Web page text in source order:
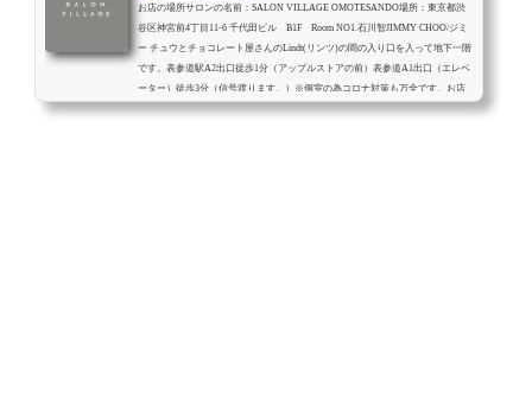
お店の場所サロンの名前：SALON VILLAGE OMOTESANDO場所：東京都渋
谷区神宮前4丁目11-6 千代田ビル B1F Room NO1.石川智JIMMY CHOO/ジミ
ー チュウとチョコレート屋さんのLindt(リンツ)の間の入り口を入って地下一階
です。表参道駅A2出口徒歩1分（アップルストアの前）表参道A1出口（エレベ
ーター）徒歩3分（信号渡ります。）※個室の為コロナ対策も万全です。お店
までの行き方<全室個室の為受付が御座いませんので入り口にあるiPadで受付